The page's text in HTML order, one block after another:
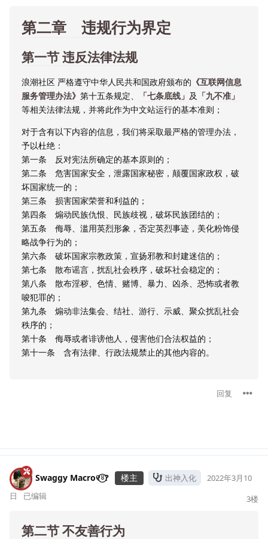
第二章 违规行为界定
第一节 违反法律法规
浪潮社区 严格遵守中华人民共和国政府颁布的 《互联网信息
服务管理办法》 第十五条规定、 「七条底线」 及 「九不准」
等相关法律法规，并将此作为中文站运行的基本准则；
对于含有以下内容的信息，我们将采取最严格的管理办法，
予以杜绝：
第一条 反对宪法所确定的基本原则的；
第二条 危害国家安全，泄露国家秘密，颠覆国家政权，破
坏国家统一的；
第三条 损害国家荣誉和利益的；
第四条 煽动民族仇恨、民族歧视，破坏民族团结的；
第五条 侮辱、滥用英烈形象，否定英烈事迹，美化粉饰侵
略战争行为的；
第六条 破坏国家宗教政策，宣扬邪教和封建迷信的；
第七条 散布谣言，扰乱社会秩序，破坏社会稳定的；
第八条 散布淫秽、色情、赌博、暴力、凶杀、恐怖或者教
唆犯罪的；
第九条 煽动非法集会、结社、游行、示威、聚众扰乱社会
秩序的；
第十条 侮辱或者诽谤他人，侵害他们合法权益的；
第十一条 含有法律、行政法规禁止的其他内容的。
回复
Swaggy Macro୧⍤⃝? 楼主 出神入化
2022年3月10
日
已编辑 3楼
第二节 不友善行为